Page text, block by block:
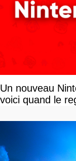
Un nouveau
voici quand le